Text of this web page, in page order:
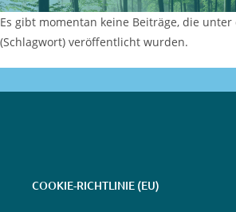
Es gibt momentan keine Beiträge, die unter
(Schlagwort) veröffentlicht wurden.
COOKIE-RICHTLINIE (EU)